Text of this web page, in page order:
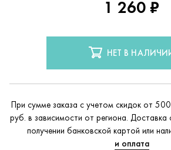
1 260 ₽
НЕТ В
При сумме заказа с учетом скидок от
руб. в зависимости от региона.
получении банковской картой или
и оплата